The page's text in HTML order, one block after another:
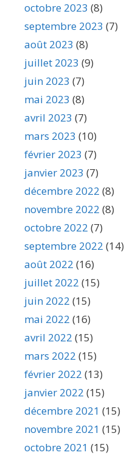
octobre 2023 (8)
septembre 2023 (7)
août 2023 (8)
juillet 2023 (9)
juin 2023 (7)
mai 2023 (8)
avril 2023 (7)
mars 2023 (10)
février 2023 (7)
janvier 2023 (7)
décembre 2022 (8)
novembre 2022 (8)
octobre 2022 (7)
septembre 2022 (14)
août 2022 (16)
juillet 2022 (15)
juin 2022 (15)
mai 2022 (16)
avril 2022 (15)
mars 2022 (15)
février 2022 (13)
janvier 2022 (15)
décembre 2021 (15)
novembre 2021 (15)
octobre 2021 (15)